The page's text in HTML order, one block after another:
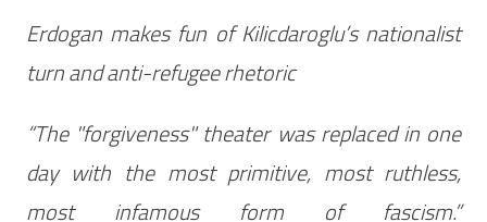
Erdogan makes fun of Kilicdaroglu’s nationalist
turn and anti-refugee rhetoric
“The "forgiveness" theater was replaced in one
day with the most primitive, most ruthless,
most infamous form of fascism.”